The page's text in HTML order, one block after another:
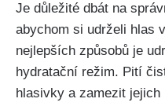
Je důležité ⁤dbát‍ na
abychom si udrželi hlas‍
nejlepších způsobů je
hydratační režim. Pití
hlasivky a zamezit